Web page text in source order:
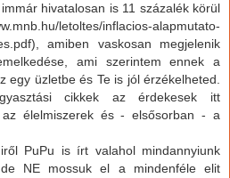
hivatalosan is 11 százalék körül
letoltes/inflacios-alapmutato-
amiben vaskosan megjelenik
ami szerintem ennek a
egy üzletbe és Te is jól érzékelheted.
cikkek az érdekesek itt
az élelmiszerek és - elsősorban - a
PuPu is írt valahol mindannyiunk
de NE mossuk el a mindenféle elit